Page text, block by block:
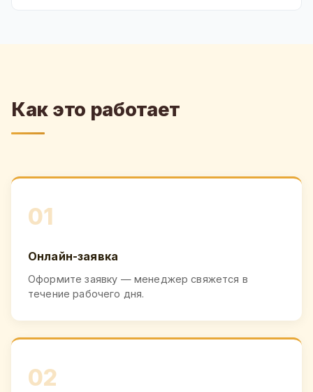
Как это работает
01
Онлайн-заявка
Оформите заявку — менеджер свяжется в
течение рабочего дня.
02